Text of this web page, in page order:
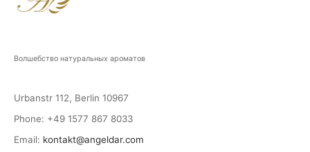
Волшебство натуральных ароматов
Urbanstr 112, Berlin 10967
Phone: +49 1577 867 8033
Email: kontakt@angeldar.com